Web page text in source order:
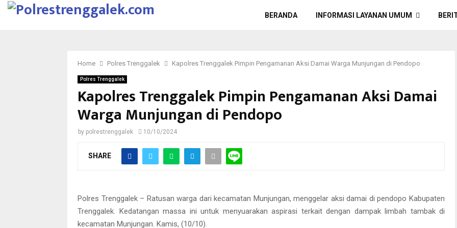
BERANDA INFORMASI LAYANAN UMUM
Home Polres Trenggalek Kapolres Trenggalek Pimpin Pengamanan Aksi Damai Warga Munjungan di Pendopo
Polres Trenggalek
Kapolres Trenggalek Pimpin Pengamanan Aksi Damai
Warga Munjungan di Pendopo
by polrestrenggalek 10/10/2024
SHARE
Polres Trenggalek – Ratusan warga dari kecamatan Munjungan, menggelar aksi damai di pendopo Kabupaten
Trenggalek. Kedatangan massa ini untuk menyuarakan aspirasi terkait dengan dampak limbah tambak di
kecamatan Munjungan. Kamis, (10/10).